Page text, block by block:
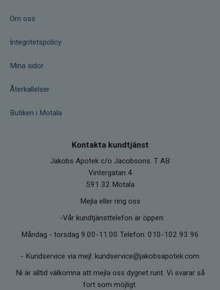
Om oss
Integritetspolicy
Mina sidor
Återkallelser
Butiken i Motala
Kontakta kundtjänst
Jakobs Apotek c/o Jacobsons. T AB
Vintergatan 4
591 32 Motala
Mejla eller ring oss
-Vår kundtjänsttelefon är öppen:
Måndag - torsdag 9.00-11.00 Telefon: 010-102 93 96
- Kundservice via mejl: kundservice@jakobsapotek.com
Ni är alltid välkomna att mejla oss dygnet runt. Vi svarar så
fort som möjligt.